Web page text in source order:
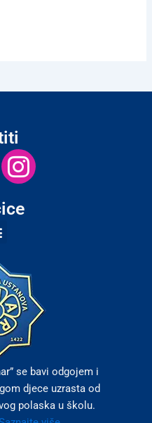
I
n
s
g
r
a
m
se bavi odgojem i
djece uzrasta od
polaska u školu.